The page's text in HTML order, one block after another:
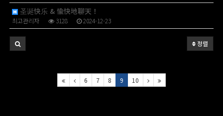
圣诞快乐 & 愉快地聊天！
최고관리자 3128 2024-12-23
정렬
6 7 8 9 10